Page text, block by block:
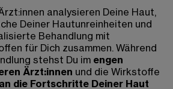
analysieren Deine Haut,
Deiner Hautunreinheiten und
Behandlung mit
für Dich zusammen. Während
stehst Du im engen
Ärzt:innen und die Wirkstoffe
an die Fortschritte Deiner Haut